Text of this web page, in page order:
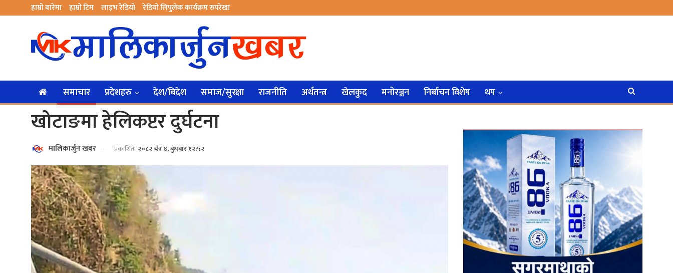
हाम्रो बारेमा हाम्रो टिम लाइभ रेडियो रेडियो लिपुलेक कार्यक्रम रुपरेखा
समाचार प्रदेशहरु देश/बिदेश समाज/सुरक्षा राजनीति अर्थतन्त्र खेलकुद मनोरञ्जन निर्बाचन विशेष थप
खोटाङमा हेलिकप्टर दुर्घटना
मालिकार्जुन खबर प्रकाशितः २०८२ चैत्र ४, बुधबार १२:५२